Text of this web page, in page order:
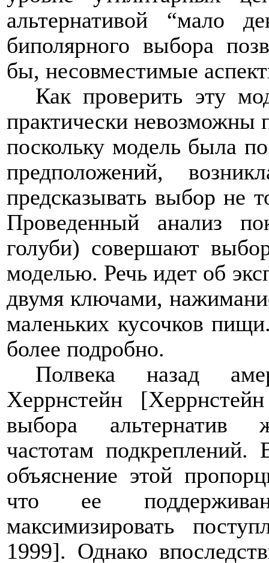
альтернативой “мало
биполярного выбора
бы, несовместимые
Как проверить эту
практически невозможны
поскольку модель была
предположений,
предсказывать выбор не
Проведенный анализ
голуби) совершают
моделью. Речь идет об
двумя ключами,
маленьких кусочков
более подробно.
Полвека назад
Херрнстейн
выбора альтернатив
частотам подкреплений.
объяснение этой
что ее
максимизировать
1999]. Однако